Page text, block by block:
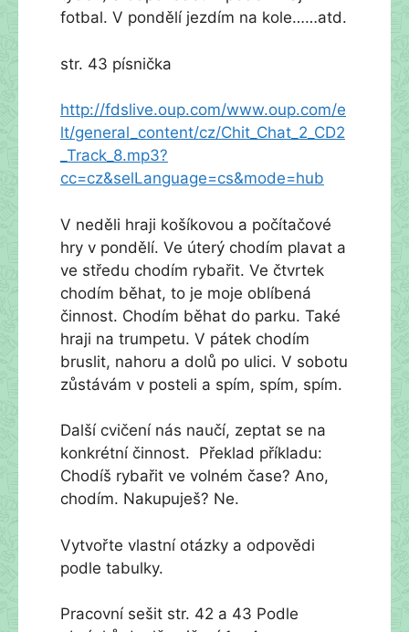
fotbal. V pondělí jezdím na kole……atd.
str. 43 písnička
http://fdslive.oup.com/www.oup.com/e
lt/general_content/cz/Chit_Chat_2_CD2
_Track_8.mp3?
cc=cz&selLanguage=cs&mode=hub
V neděli hraji košíkovou a počítačové
hry v pondělí. Ve úterý chodím plavat a
ve středu chodím rybařit. Ve čtvrtek
chodím běhat, to je moje oblíbená
činnost. Chodím běhat do parku. Také
hraji na trumpetu. V pátek chodím
bruslit, nahoru a dolů po ulici. V sobotu
zůstávám v posteli a spím, spím, spím.
Další cvičení nás naučí, zeptat se na
konkrétní činnost. Překlad příkladu:
Chodíš rybařit ve volném čase? Ano,
chodím. Nakupuješ? Ne.
Vytvořte vlastní otázky a odpovědi
podle tabulky.
Pracovní sešit str. 42 a 43 Podle